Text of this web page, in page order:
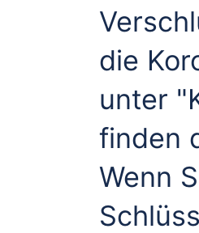
die
unter
finden
Wenn